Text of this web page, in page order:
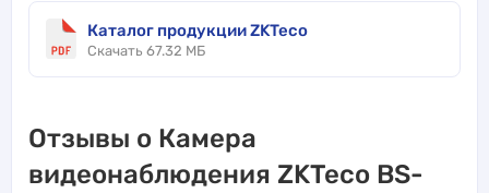
Каталог продукции ZKTeco
Скачать 67.32 МБ
Отзывы о Камера
видеонаблюдения ZKTeco BS-